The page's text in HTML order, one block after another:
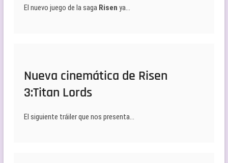
El nuevo juego de la saga Risen ya…
Nueva cinemática de Risen
3:Titan Lords
El siguiente tráiler que nos presenta…